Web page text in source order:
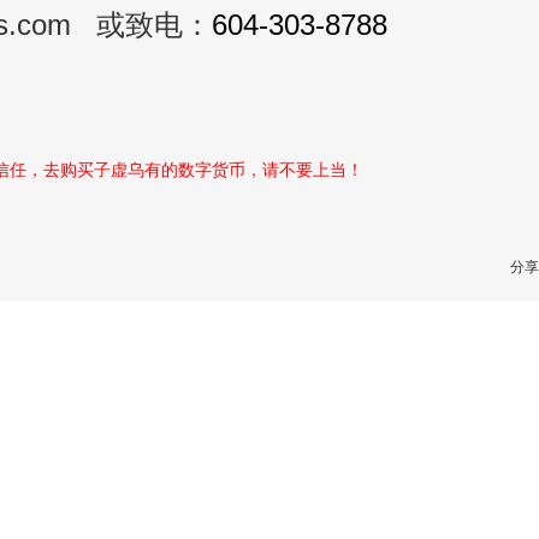
或致电： 604-303-8788
，去购买子虚乌有的数字货币，请不要上当！
分